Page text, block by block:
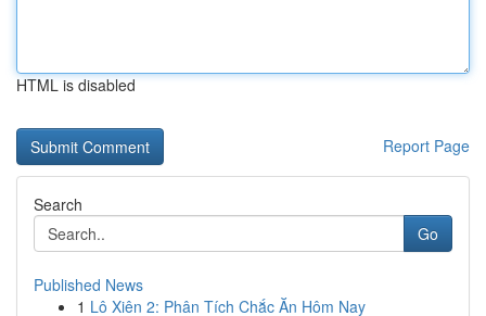
HTML is disabled
Report Page
Search
Go
Published News
1 Lô Xiên 2: Phân Tích Chắc Ăn Hôm Nay